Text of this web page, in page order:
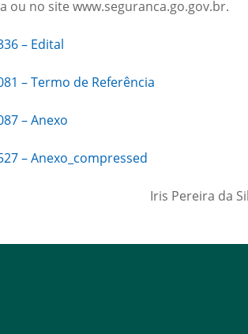
ou no site www.seguranca.go.gov.br.
– Edital
– Termo de Referência
– Anexo
– Anexo_compressed
Iris Pereira da